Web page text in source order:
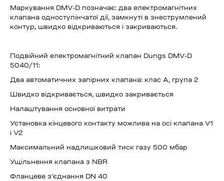
Маркування DMV-D позначає: два електромагнітних
клапана одноступінчатої дії, замкнуті в знеструмлений
контур, швидко відкриваються і закриваються.
Подвійний електромагнітний клапан Dungs DMV-D
5040/11:
Два автоматичних запірних клапана: клас А, група 2
Швидко відкривається, швидко закривається
Налаштування основної витрати
Установка кінцевого контакту можлива на осі клапана V1
і V2
Максимальний надлишковий тиск газу 500 мбар
Ущільнення клапана з NBR
Фланцеве з’єднання DN 40